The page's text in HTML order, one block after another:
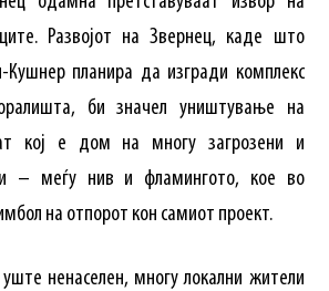
Развојот на Звернец, каде што
Кушнер планира да изгради комплекс
би значел уништување на
кој е дом на многу загрозени и
– меѓу нив и фламингото, кое во
на отпорот кон самиот проект.
ненаселен, многу локални жители